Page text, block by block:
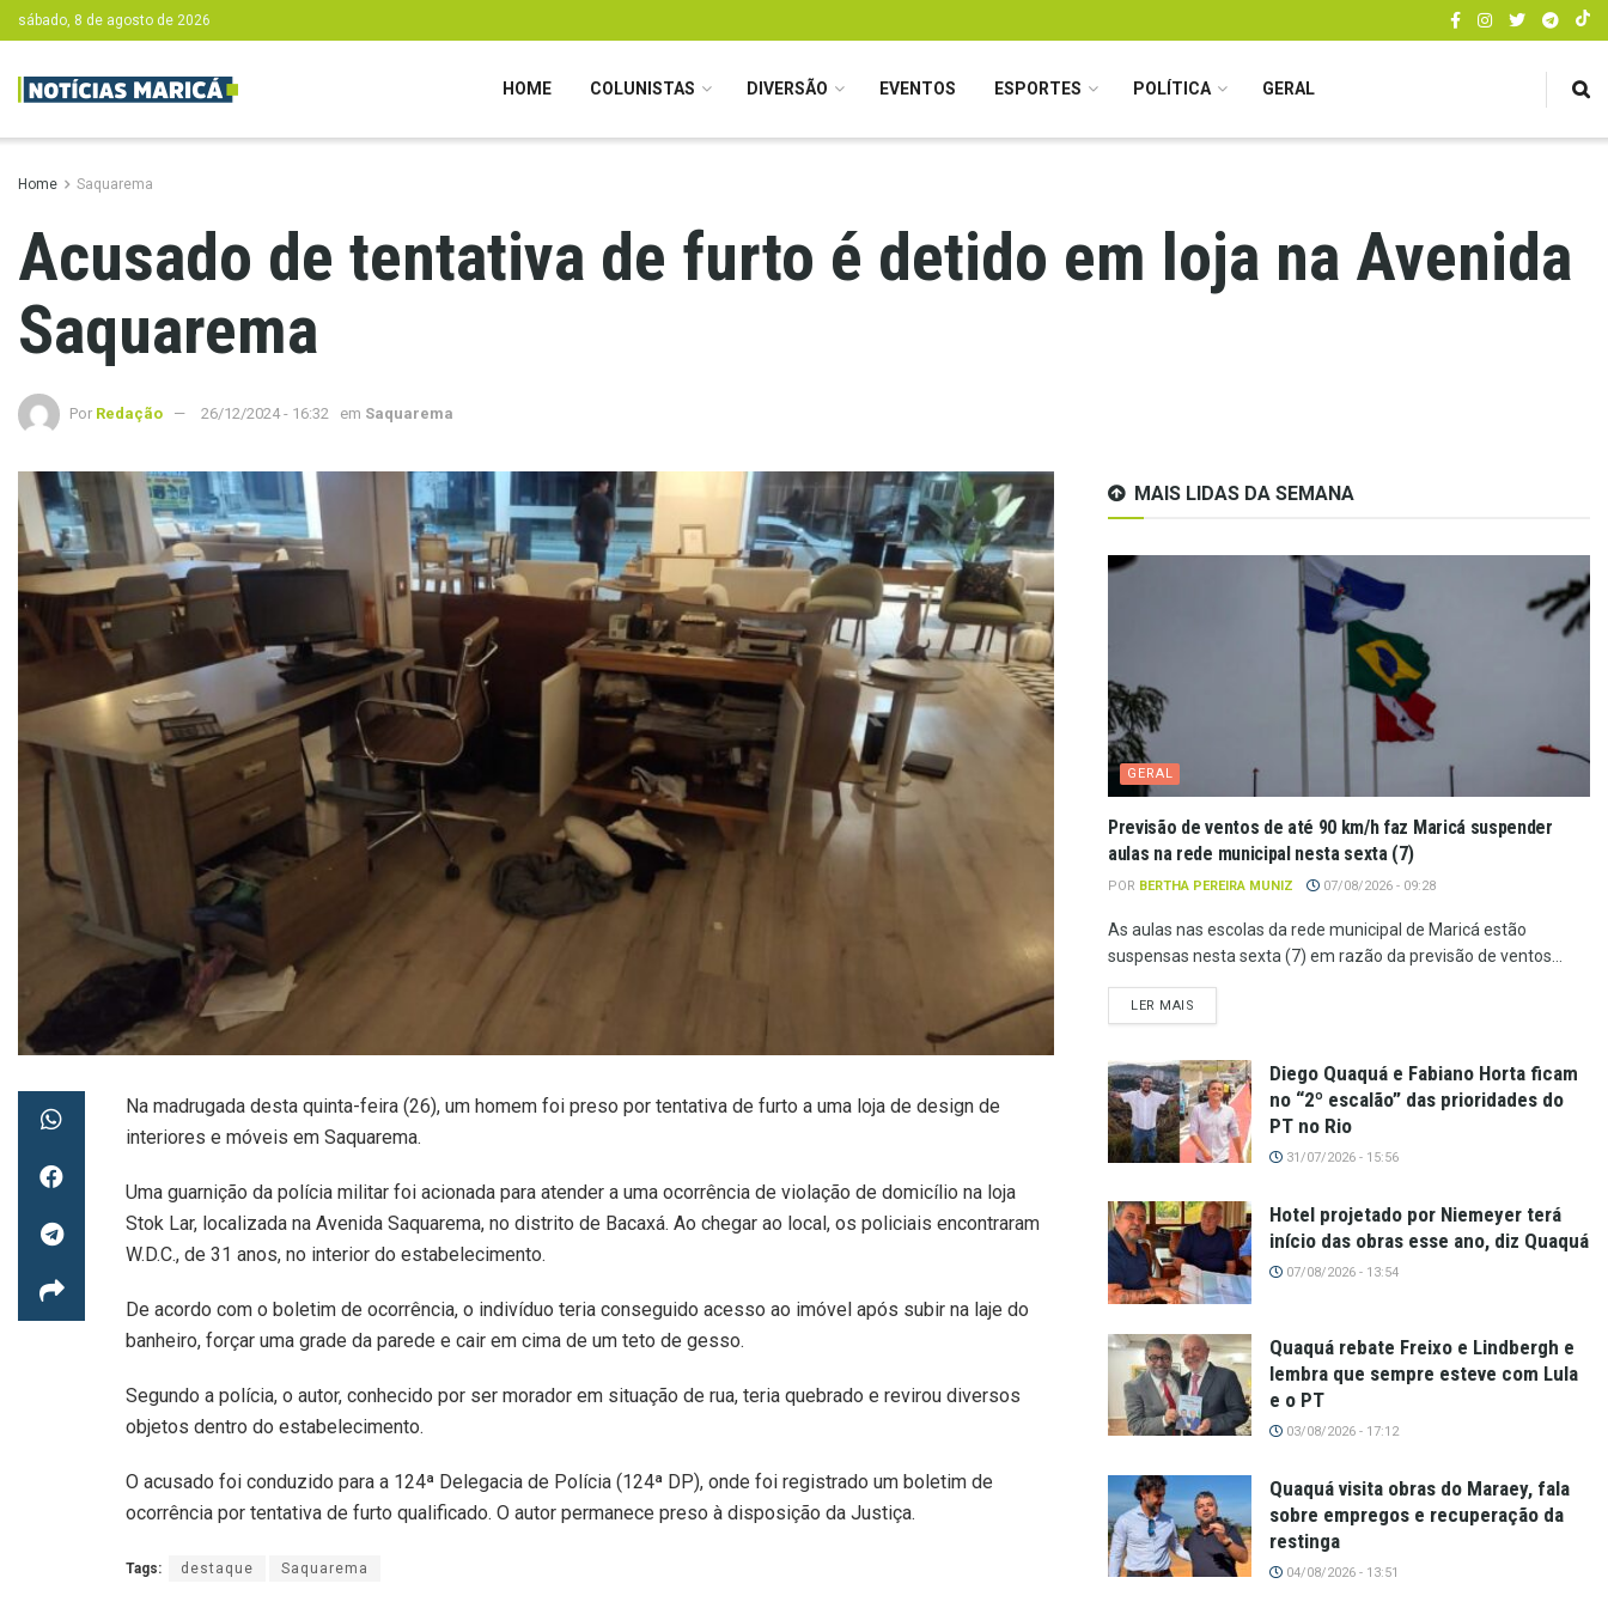
sábado, 8 de agosto de 2026
HOME COLUNISTAS DIVERSÃO EVENTOS ESPORTES POLÍTICA GERAL
Home Saquarema
Acusado de tentativa de furto é detido em loja na Avenida
Saquarema
Por Redação 26/12/2024 - 16:32 em Saquarema
Na madrugada desta quinta-feira (26), um homem foi preso por tentativa de furto a uma loja de design de
interiores e móveis em Saquarema.
Uma guarnição da polícia militar foi acionada para atender a uma ocorrência de violação de domicílio na loja
Stok Lar, localizada na Avenida Saquarema, no distrito de Bacaxá. Ao chegar ao local, os policiais encontraram
W.D.C., de 31 anos, no interior do estabelecimento.
De acordo com o boletim de ocorrência, o indivíduo teria conseguido acesso ao imóvel após subir na laje do
banheiro, forçar uma grade da parede e cair em cima de um teto de gesso.
Segundo a polícia, o autor, conhecido por ser morador em situação de rua, teria quebrado e revirou diversos
objetos dentro do estabelecimento.
O acusado foi conduzido para a 124ª Delegacia de Polícia (124ª DP), onde foi registrado um boletim de
ocorrência por tentativa de furto qualificado. O autor permanece preso à disposição da Justiça.
Tags: destaque Saquarema
MAIS LIDAS DA SEMANA
GERAL
Previsão de ventos de até 90 km/h faz Maricá suspender
aulas na rede municipal nesta sexta (7)
POR BERTHA PEREIRA MUNIZ 07/08/2026 - 09:28
As aulas nas escolas da rede municipal de Maricá estão
suspensas nesta sexta (7) em razão da previsão de ventos...
LER MAIS
Diego Quaquá e Fabiano Horta ficam
no “2º escalão” das prioridades do
PT no Rio
31/07/2026 - 15:56
Hotel projetado por Niemeyer terá
início das obras esse ano, diz Quaquá
07/08/2026 - 13:54
Quaquá rebate Freixo e Lindbergh e
lembra que sempre esteve com Lula
e o PT
03/08/2026 - 17:12
Quaquá visita obras do Maraey, fala
sobre empregos e recuperação da
restinga
04/08/2026 - 13:51